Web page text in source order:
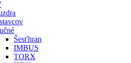
Šesťhran
IMBUS
TORX